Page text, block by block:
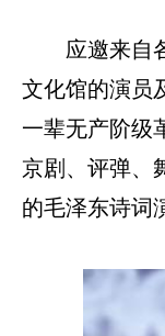
应邀来自
文化馆的演员
一辈无产阶级
京剧、评弹、
的毛泽东诗词